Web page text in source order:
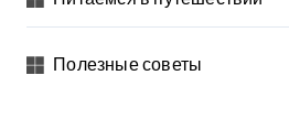
Полезные советы